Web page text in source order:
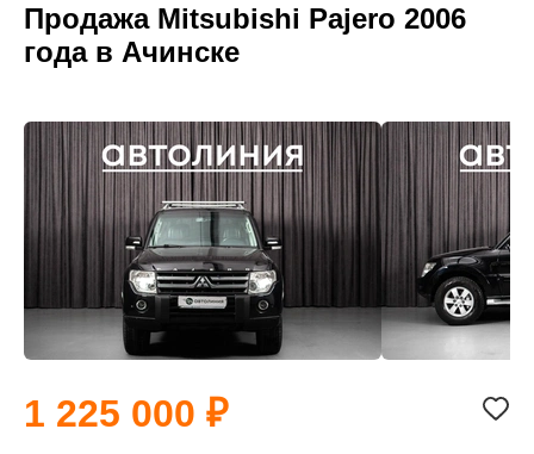
Продажа Mitsubishi Pajero 2006
года в Ачинске
1 225 000